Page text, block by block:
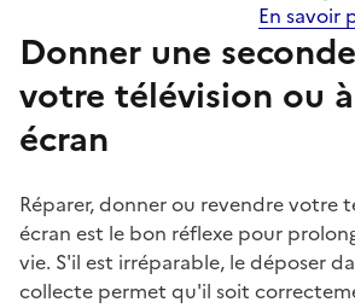
En savoir
Donner une
votre télévision ou
écran
Réparer, donner ou revendre votre
écran est le bon réflexe pour
vie. S'il est irréparable, le déposer
collecte permet qu'il soit